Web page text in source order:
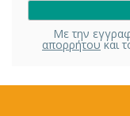
Με την
απορρήτουκαι